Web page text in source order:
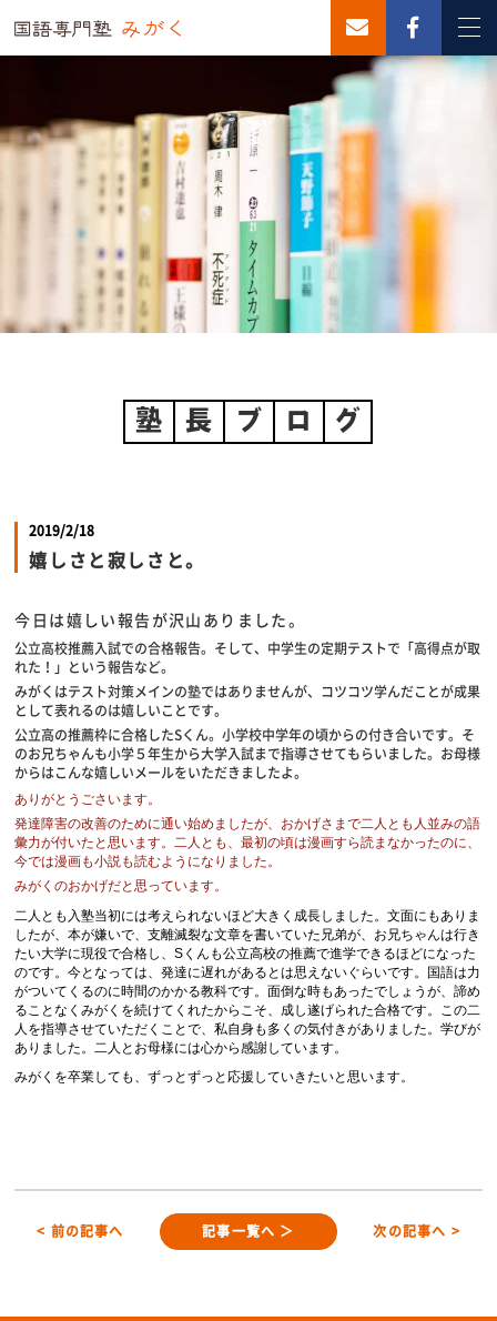
塾 長 ブ ロ グ
2019/2/18
嬉しさと寂しさと。
今日は嬉しい報告が沢山ありました。
公立高校推薦入試での合格報告。そして、中学生の定期テストで「高得点が取
れた！」という報告など。
みがくはテスト対策メインの塾ではありませんが、コツコツ学んだことが成果
として表れるのは嬉しいことです。
公立高の推薦枠に合格したSくん。小学校中学年の頃からの付き合いです。そ
のお兄ちゃんも小学５年生から大学入試まで指導させてもらいました。お母様
からはこんな嬉しいメールをいただきましたよ。
ありがとうごさいます。
発達障害の改善のために通い始めましたが、おかげさまで二人とも人並みの語
彙力が付いたと思います。二人とも、最初の頃は漫画すら読まなかったのに、
今では漫画も小説も読むようになりました。
みがくのおかげだと思っています。
二人とも入塾当初には考えられないほど大きく成長しました。文面にもありま
したが、本が嫌いで、支離滅裂な文章を書いていた兄弟が、お兄ちゃんは行き
たい大学に現役で合格し、Sくんも公立高校の推薦で進学できるほどになった
のです。今となっては、発達に遅れがあるとは思えないぐらいです。国語は力
がついてくるのに時間のかかる教科です。面倒な時もあったでしょうが、諦め
ることなくみがくを続けてくれたからこそ、成し遂げられた合格です。この二
人を指導させていただくことで、私自身も多くの気付きがありました。学びが
ありました。二人とお母様には心から感謝しています。
みがくを卒業しても、ずっとずっと応援していきたいと思います。
< 前の記事へ 記事一覧へ ＞ 次の記事へ >